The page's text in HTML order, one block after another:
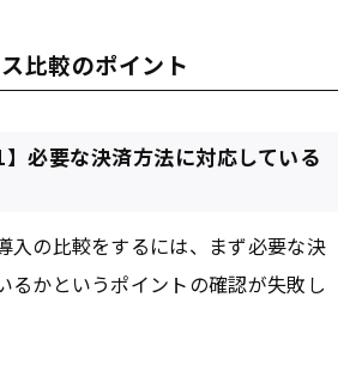
比較のポイント
】必要な決済方法に対応している
入の比較をするには、まず必要な決
るかというポイントの確認が失敗し